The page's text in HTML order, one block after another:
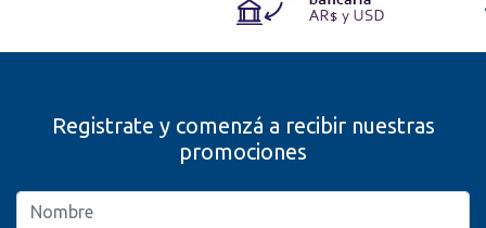
Registrate y comenzá a recibir nuestras
promociones